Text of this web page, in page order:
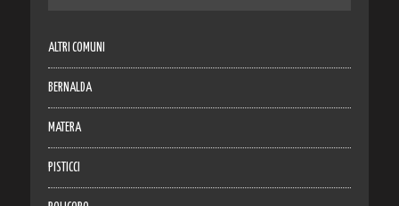
ALTRI COMUNI
BERNALDA
MATERA
PISTICCI